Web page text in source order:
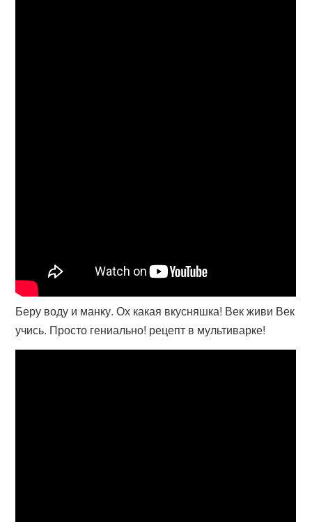
Беру воду и манку. Ох какая вкусняшка! Век живи Век
учись. Просто гениально! рецепт в мультиварке!